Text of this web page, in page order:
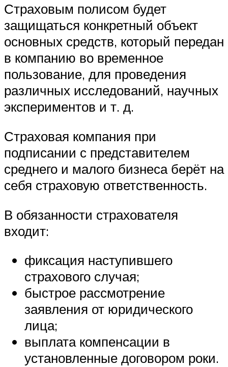
Страховым полисом будет
защищаться конкретный объект
основных средств, который передан
в компанию во временное
пользование, для проведения
различных исследований, научных
экспериментов и т. д.
Страховая компания при
подписании с представителем
среднего и малого бизнеса берёт на
себя страховую ответственность.
В обязанности страхователя
входит:
фиксация наступившего
страхового случая;
быстрое рассмотрение
заявления от юридического
лица;
выплата компенсации в
установленные договором роки.